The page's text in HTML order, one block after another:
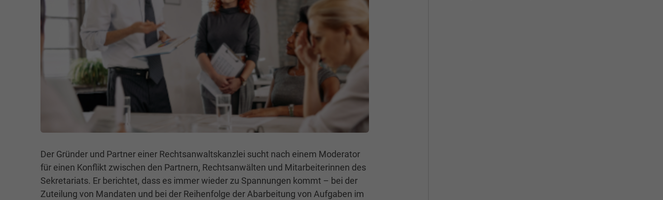
Der Gründer und Partner einer Rechtsanwaltskanzlei sucht nach einem Moderator
für einen Konflikt zwischen den Partnern, Rechtsanwälten und Mitarbeiterinnen des
Sekretariats. Er berichtet, dass es immer wieder zu Spannungen kommt – bei der
Zuteilung von Mandaten und bei der Reihenfolge der Abarbeitung von Aufgaben im